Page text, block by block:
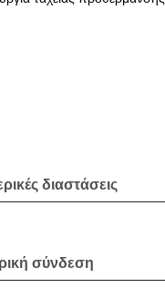
διαστάσεις
σύνδεση